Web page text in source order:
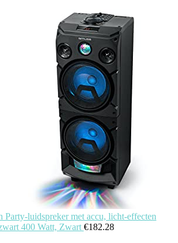
Party-luidspreker met accu, licht-effecten
400 Watt, Zwart €182.28